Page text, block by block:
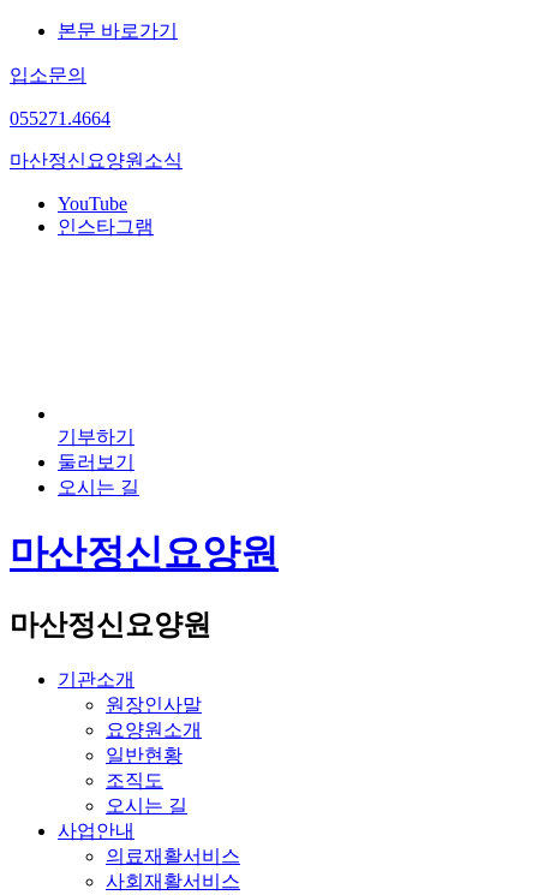
본문 바로가기
입소문의
055271.4664
마산정신요양원 소식
YouTube
인스타그램
기부하기
둘러보기
오시는 길
마산정신요양원
마산정신요양원
기관소개
원장인사말
요양원소개
일반현황
조직도
오시는 길
사업안내
의료재활서비스
사회재활서비스